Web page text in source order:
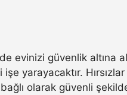
evinizi güvenlik
yarayacaktır.
olarak güvenli